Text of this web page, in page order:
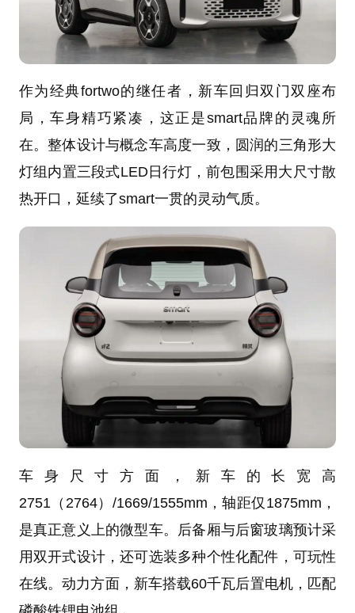
作为经典fortwo的继任者，新车回归双门双座布
局，车身精巧紧凑，这正是smart品牌的灵魂所
在。整体设计与概念车高度一致，圆润的三角形大
灯组内置三段式LED日行灯，前包围采用大尺寸散
热开口，延续了smart一贯的灵动气质。
车身尺寸方面，新车的长宽高
2751（2764）/1669/1555mm，轴距仅1875mm，
是真正意义上的微型车。后备厢与后窗玻璃预计采
用双开式设计，还可选装多种个性化配件，可玩性
在线。动力方面，新车搭载60千瓦后置电机，匹配